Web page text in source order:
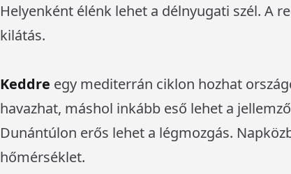
Helyenként élénk lehet a délnyugati szél. A
kilátás.
Keddre egy mediterrán ciklon hozhat
havazhat, máshol inkább eső lehet a
Dunántúlon erős lehet a légmozgás.
hőmérséklet.